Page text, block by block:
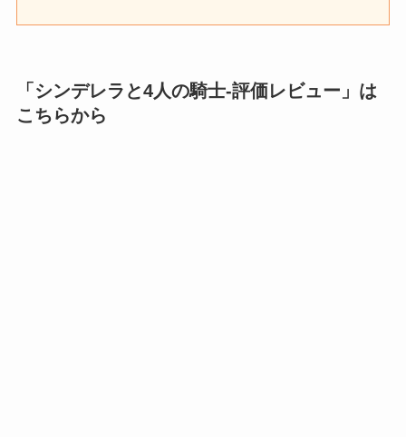
「 シンデレラと4人の騎士-評価レビュー 」は
こちらから